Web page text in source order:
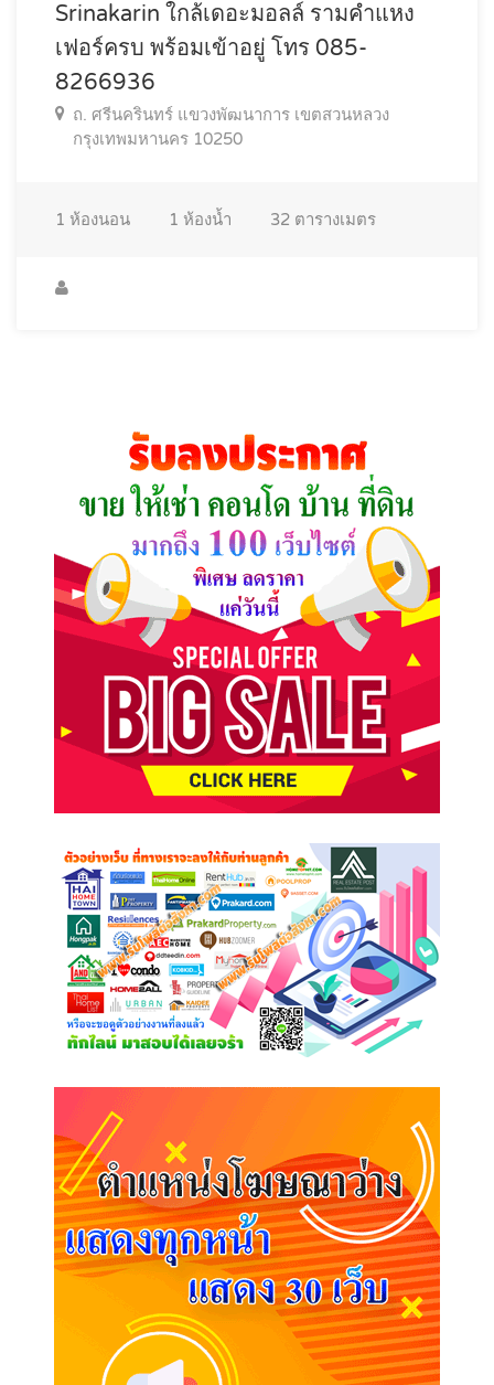
Srinakarin ใกล้เดอะมอลล์ รามคำแหง
เฟอร์ครบ พร้อมเข้าอยู่ โทร 085-
8266936
ถ. ศรีนครินทร์ แขวงพัฒนาการ เขตสวนหลวง
กรุงเทพมหานคร 10250
1 ห้องนอน 1 ห้องน้ำ 32 ตารางเมตร